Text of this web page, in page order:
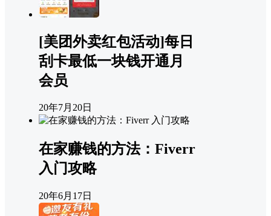
[美团外卖红包活动]每日
刮卡最低一块钱开通月
会员
20年7月20日
在家赚钱的方法：Fiverr
入门攻略
20年6月17日